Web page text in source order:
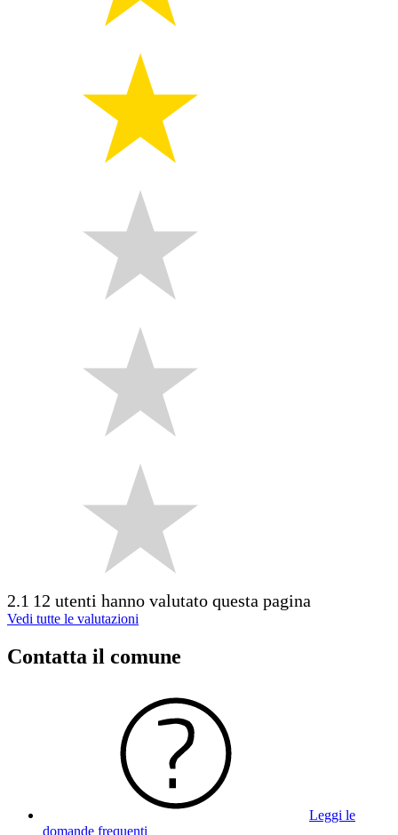
2.1 12 utenti hanno valutato questa pagina
Vedi tutte le valutazioni
Contatta il comune
Leggi le
domande frequenti